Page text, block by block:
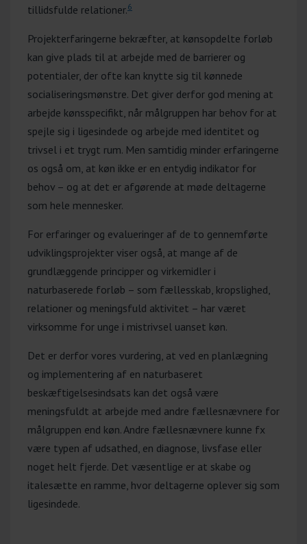
tillidsfulde relationer.6
Projekterfaringerne bekræfter, at kønsopdelte forløb
kan give plads til at arbejde med de barrierer og
potentialer, der ofte kan knytte sig til kønnede
socialiseringsmønstre. Det giver derfor god mening at
arbejde kønsspecifikt, når målgruppen har behov for at
spejle sig i ligesindede og arbejde med identitet og
trivsel i et trygt rum. Men samtidig minder erfaringerne
os også om, at køn ikke er en entydig indikator for
behov – og at det er afgørende at møde deltagerne
som hele mennesker.
For erfaringer og evalueringer af de to gennemførte
udviklingsprojekter viser også, at mange af de
grundlæggende principper og virkemidler i
naturbaserede forløb – som fællesskab, kropslighed,
relationer og meningsfuld aktivitet – har været
virksomme for unge i mistrivsel uanset køn.
Det er derfor vores vurdering, at ved en planlægning
og implementering af en naturbaseret
beskæftigelsesindsats kan det også være
meningsfuldt at arbejde med andre fællesnævnere for
målgruppen end køn. Andre fællesnævnere kunne fx
være typen af udsathed, en diagnose, livsfase eller
noget helt fjerde. Det væsentlige er at skabe og
italesætte en ramme, hvor deltagerne oplever sig som
ligesindede.